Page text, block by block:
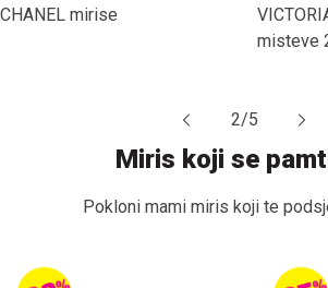
CHANEL mirise
misteve
2/5
Miris koji se
Pokloni mami miris koji te